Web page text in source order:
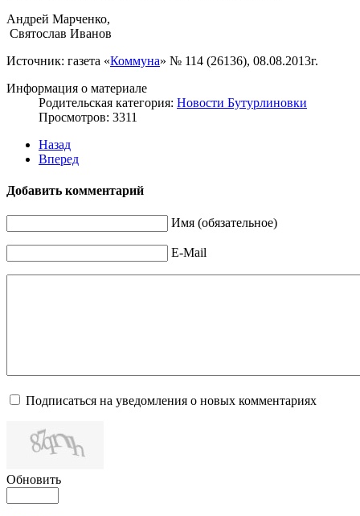
Андрей Марченко,
Святослав Иванов
Источник: газета «Коммуна» № 114 (26136), 08.08.2013г.
Информация о материале
Родительская категория: Новости Бутурлиновки
Просмотров: 3311
Назад
Вперед
Добавить комментарий
Имя (обязательное)
E-Mail
Подписаться на уведомления о новых комментариях
Обновить